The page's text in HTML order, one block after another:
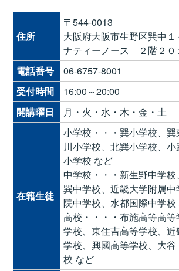
住所
〒544-0013
大阪府大阪市生野区巽中
ナティーノース ２階２０
電話番号
06-6757-8001
受付時間
16:00～20:00
開講曜日
月・火・水・木・金・土
在籍生徒
小学校・・・巽小学校、
川小学校、北巽小学校、
小学校 など
中学校・・・新生野中学校
巽中学校、近畿大学附属
院中学校、水都国際中学校
高校・・・・布施高等高
学校、東住吉高等学校、
学校、興國高等学校、大
校 など